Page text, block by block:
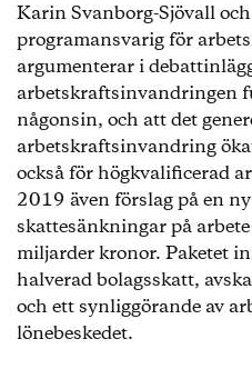
Karin Svanborg-Sjövall
programansvarig för
argumenterar i
arbetskraftsinvandringen
någonsin, och att det
arbetskraftsinvandring
också för högkvalificerad
2019 även förslag på en
skattesänkningar på
miljarder kronor. Paketet
halverad bolagsskatt,
och ett synliggörande av
lönebeskedet.